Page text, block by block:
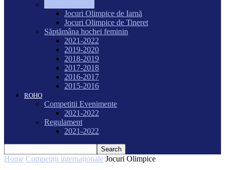
Jocuri Olimpice de Iarnă
Jocuri Olimpice de Tineret
Săptămâna hochei feminin
2021-2022
2019-2020
2018-2019
2017-2018
2016-2017
2015-2016
ROHO
Competitii Evenimente
2021-2022
Regulament
2021-2022
Home Competiții internaționale Jocuri Olimpice